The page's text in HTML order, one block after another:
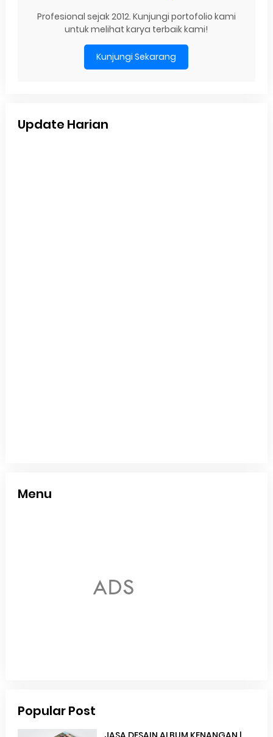
Profesional sejak 2012. Kunjungi portofolio kami
untuk melihat karya terbaik kami!
Kunjungi Sekarang
Update Harian
Menu
Popular Post